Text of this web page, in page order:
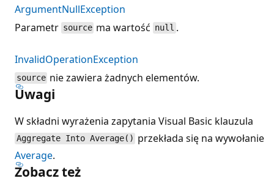
ArgumentNullException
Parametr source ma wartość null .
InvalidOperationException
source nie zawiera żadnych elementów.
Uwagi
W składni wyrażenia zapytania Visual Basic klauzula
Aggregate Into Average() przekłada się na wywołanie
Average.
Zobacz też